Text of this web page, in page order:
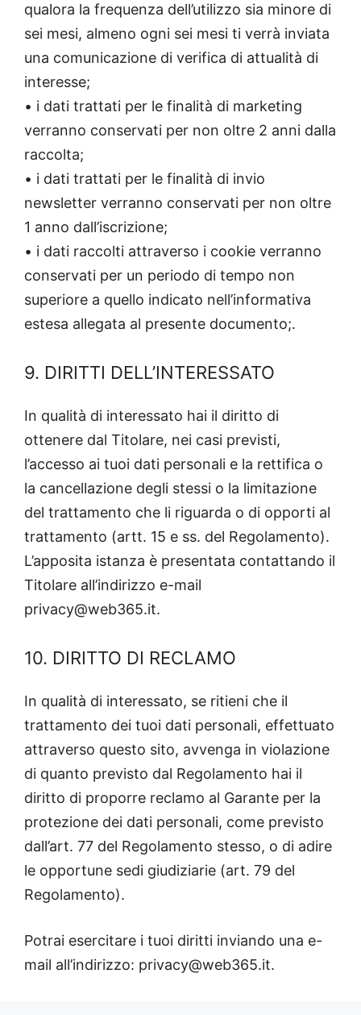
qualora la frequenza dell’utilizzo sia minore di
sei mesi, almeno ogni sei mesi ti verrà inviata
una comunicazione di verifica di attualità di
interesse;
• i dati trattati per le finalità di marketing
verranno conservati per non oltre 2 anni dalla
raccolta;
• i dati trattati per le finalità di invio
newsletter verranno conservati per non oltre
1 anno dall’iscrizione;
• i dati raccolti attraverso i cookie verranno
conservati per un periodo di tempo non
superiore a quello indicato nell’informativa
estesa allegata al presente documento;.
9. DIRITTI DELL’INTERESSATO
In qualità di interessato hai il diritto di
ottenere dal Titolare, nei casi previsti,
l’accesso ai tuoi dati personali e la rettifica o
la cancellazione degli stessi o la limitazione
del trattamento che li riguarda o di opporti al
trattamento (artt. 15 e ss. del Regolamento).
L’apposita istanza è presentata contattando il
Titolare all’indirizzo e-mail
privacy@web365.it.
10. DIRITTO DI RECLAMO
In qualità di interessato, se ritieni che il
trattamento dei tuoi dati personali, effettuato
attraverso questo sito, avvenga in violazione
di quanto previsto dal Regolamento hai il
diritto di proporre reclamo al Garante per la
protezione dei dati personali, come previsto
dall’art. 77 del Regolamento stesso, o di adire
le opportune sedi giudiziarie (art. 79 del
Regolamento).
Potrai esercitare i tuoi diritti inviando una e-
mail all’indirizzo: privacy@web365.it.